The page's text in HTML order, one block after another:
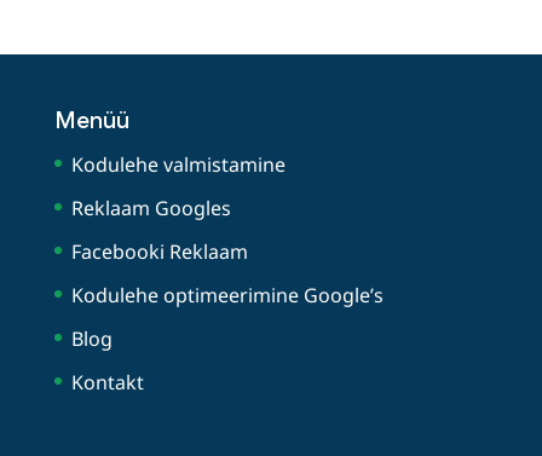
Menüü
Kodulehe valmistamine
Reklaam Googles
Facebooki Reklaam
Kodulehe optimeerimine Google’s
Blog
Kontakt